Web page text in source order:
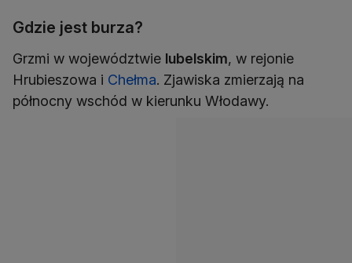
Gdzie jest burza?
Grzmi w województwie lubelskim, w rejonie
Hrubieszowa i Chełma. Zjawiska zmierzają na
północny wschód w kierunku Włodawy.